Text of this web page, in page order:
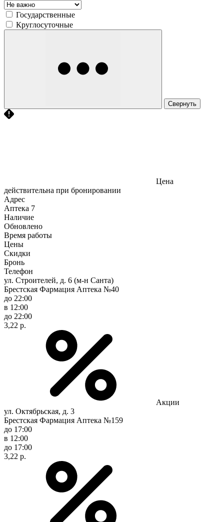
Государственные
Круглосуточные
Свернуть
Цена
действительна при бронировании
Адрес
Аптека 7
Наличие
Обновлено
Время работы
Цены
Скидки
Бронь
Телефон
ул. Строителей, д. 6 (м-н Санта)
Брестская Фармация Аптека №40
до 22:00
в 12:00
до 22:00
3,22 р.
Акции
ул. Октябрьская, д. 3
Брестская Фармация Аптека №159
до 17:00
в 12:00
до 17:00
3,22 р.